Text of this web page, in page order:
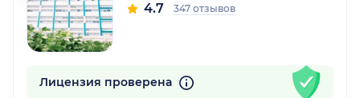
4.7 347 отзывов
Лицензия проверена